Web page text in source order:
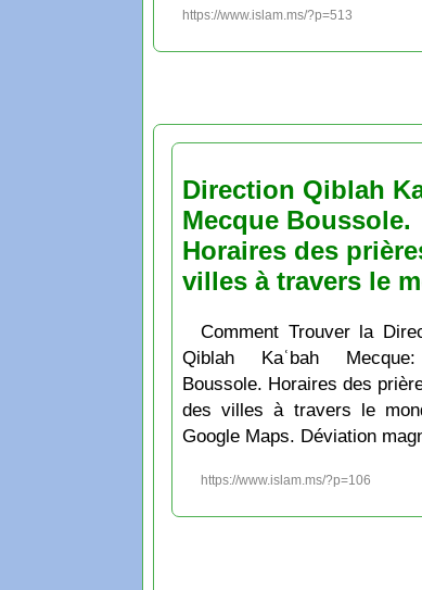
https://www.islam.ms/?p=513
Direction Qiblah
Mecque Boussole.
Horaires des
villes à travers le
Comment Trouver la
Qiblah Kaʿbah
Boussole. Horaires des
des villes à travers le
Google Maps. Déviation
https://www.islam.ms/?p=106